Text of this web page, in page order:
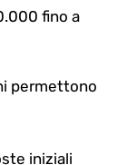
fino a
permettono
iniziali